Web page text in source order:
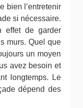
bien l’entretenir
si nécessaire.
effet de garder
murs. Quel que
un moyen
avez besoin et
longtemps. Le
dépend des